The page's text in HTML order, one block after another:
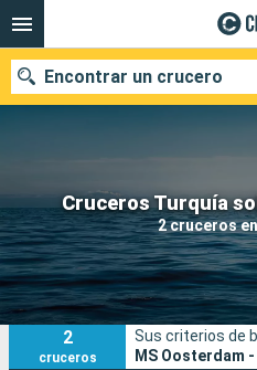
Cruceros Turquía
2 cruceros
Encontrar un crucero
Nuestros destinos
Fecha de salida
Puertos
2
cruceros
Sus criterios de
MS Oosterdam